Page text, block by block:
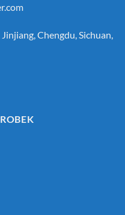
Chengdu, Sichuan,